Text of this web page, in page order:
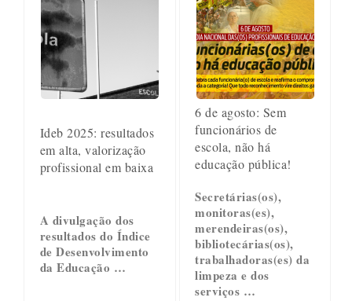
Ideb 2025: resultados
em alta, valorização
profissional em baixa
A divulgação dos
resultados do Índice
de Desenvolvimento
da Educação …
6 de agosto: Sem
funcionários de
escola, não há
educação pública!
Secretárias(os),
monitoras(es),
merendeiras(os),
bibliotecárias(os),
trabalhadoras(es) da
limpeza e dos
serviços …